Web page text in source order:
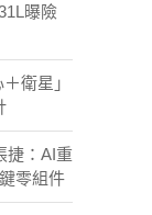
曝險
衛星」
捷：AI重
零組件